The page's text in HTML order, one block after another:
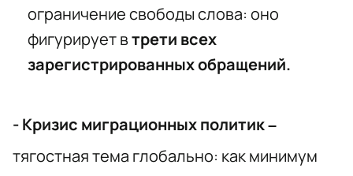
ограничение свободы слова: оно
фигурирует втрети всех
зарегистрированных обращений.
- Кризис миграционных политик –
тягостная тема глобально: как минимум